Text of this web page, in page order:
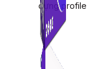
dựng profile